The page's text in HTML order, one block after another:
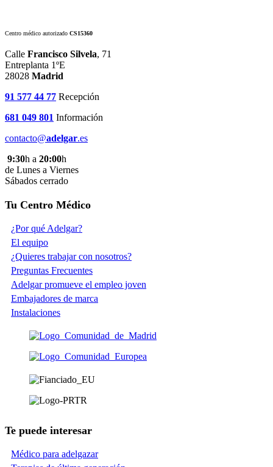
Centro médico autorizado CS15360
Calle Francisco Silvela, 71
Entreplanta 1ºE
28028 Madrid
91 577 44 77 Recepción
681 049 801 Información
contacto@adelgar.es
9:30h a 20:00h
de Lunes a Viernes
Sábados cerrado
Tu Centro Médico
¿Por qué Adelgar?
El equipo
¿Quieres trabajar con nosotros?
Preguntas Frecuentes
Adelgar promueve el empleo joven
Embajadores de marca
Instalaciones
Te puede interesar
Médico para adelgazar